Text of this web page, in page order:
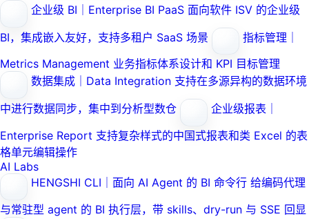
企业级 BI｜Enterprise BI PaaS 面向软件 ISV 的企业级
BI，集成嵌入友好，支持多租户 SaaS 场景
指标管理｜
Metrics Management 业务指标体系设计和 KPI 目标管理
数据集成｜Data Integration 支持在多源异构的数据环境
中进行数据同步，集中到分析型数仓
企业级报表｜
Enterprise Report 支持复杂样式的中国式报表和类 Excel 的表
格单元编辑操作
AI Labs
HENGSHI CLI｜面向 AI Agent 的 BI 命令行 给编码代理
与常驻型 agent 的 BI 执行层，带 skills、dry-run 与 SSE 回显